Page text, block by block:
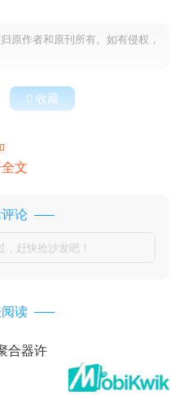
原作者和原刊所有。如有侵权，
 收藏

文
论
赶快抢沙发吧！
读
合器许